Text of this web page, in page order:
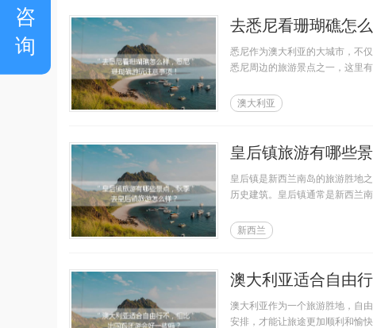
去悉尼看珊瑚礁怎
悉尼作为澳大利亚的大城市，不
悉尼周边的旅游景点之一，这里
澳大利亚
皇后镇旅游有哪些
皇后镇是新西兰南岛的旅游胜地
历史建筑。皇后镇通常是新西兰
新西兰
澳大利亚适合自由
澳大利亚作为一个旅游胜地，自
安排，才能让旅途更加顺利和愉
咨
询